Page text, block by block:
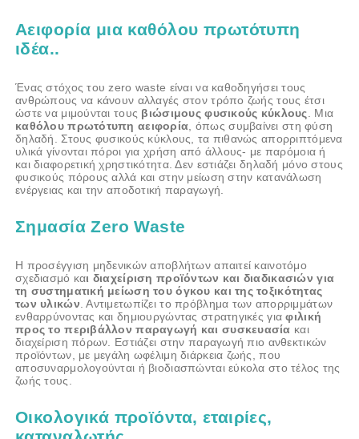
Αειφορία μια καθόλου πρωτότυπη
ιδέα..
Ένας στόχος του zero waste είναι να καθοδηγήσει τους
ανθρώπους να κάνουν αλλαγές στον τρόπο ζωής τους έτσι
ώστε να μιμούνται τους βιώσιμους φυσικούς κύκλους . Μια
καθόλου πρωτότυπη αειφορία , όπως συμβαίνει στη φύση
δηλαδή. Στους φυσικούς κύκλους, τα πιθανώς απορριπτόμενα
υλικά γίνονται πόροι για χρήση από άλλους- με παρόμοια ή
και διαφορετική χρηστικότητα. Δεν εστιάζει δηλαδή μόνο στους
φυσικούς πόρους αλλά και στην μείωση στην κατανάλωση
ενέργειας και την αποδοτική παραγωγή.
Σημασία Zero Waste
Η προσέγγιση μηδενικών αποβλήτων απαιτεί καινοτόμο
σχεδιασμό και διαχείριση προϊόντων και διαδικασιών για
τη συστηματική μείωση του όγκου και της τοξικότητας
των υλικών . Αντιμετωπίζει το πρόβλημα των απορριμμάτων
ενθαρρύνοντας και δημιουργώντας στρατηγικές γιαφιλική
προς το περιβάλλον παραγωγή και συσκευασία και
διαχείριση πόρων. Εστιάζει στην παραγωγή πιο ανθεκτικών
προϊόντων, με μεγάλη ωφέλιμη διάρκεια ζωής, που
αποσυναρμολογούνται ή βιοδιασπώνται εύκολα στο τέλος της
ζωής τους.
Οικολογικά προϊόντα, εταιρίες,